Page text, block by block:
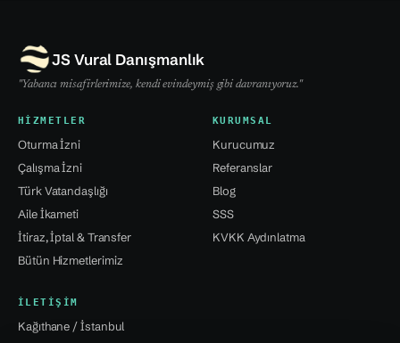
JS Vural Danışmanlık
"Yabancı misafirlerimize, kendi evindeymiş gibi davranıyoruz."
HIZMETLER
Oturma İzni
Çalışma İzni
Türk Vatandaşlığı
Aile İkameti
İtiraz, İptal & Transfer
Bütün Hizmetlerimiz
KURUMSAL
Kurucumuz
Referanslar
Blog
SSS
KVKK Aydınlatma
İLETIŞIM
Kağıthane / İstanbul